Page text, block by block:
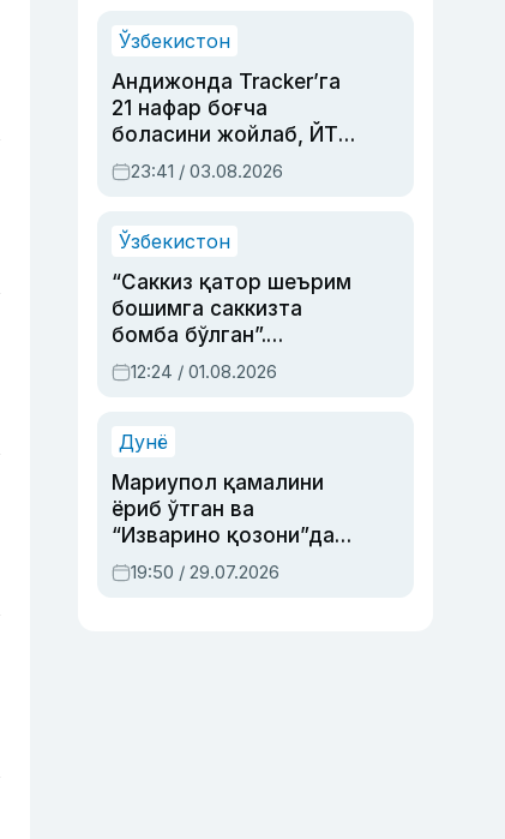
Ўзбекистон
Андижонда Tracker’га
21 нафар боғча
боласини жойлаб, ЙТҲ
содир этган аёлга суд
ҳукми ўқилди
23:41 / 03.08.2026
Ўзбекистон
“Саккиз қатор шеърим
бошимга саккизта
бомба бўлган”.
Абдулла Ориповни
сиёсий айбловлардан
12:24 / 01.08.2026
Дунё
Мариупол қамалини
ёриб ўтган ва
“Изварино қозони”дан
чиққан қаҳрамон —
Украина армияси бош
19:50 / 29.07.2026